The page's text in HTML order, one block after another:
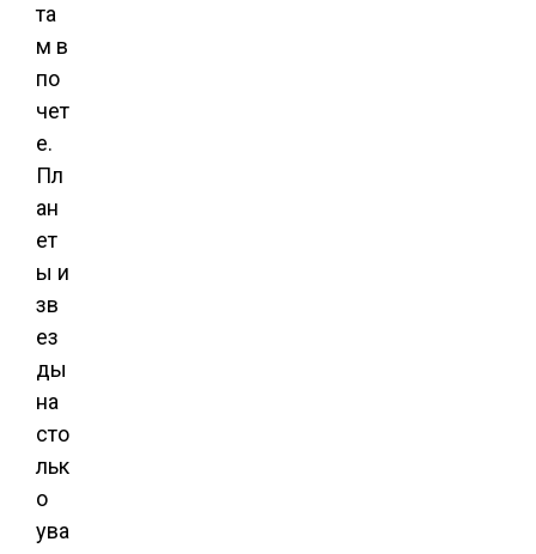
та
м в
по
чет
е.
Пл
ан
ет
ы и
зв
ез
ды
на
сто
льк
о
ува